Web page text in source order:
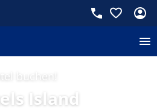
buchen!
Island